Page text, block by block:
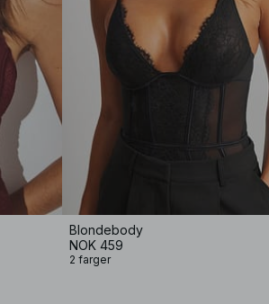
Blondebody
NOK 459
2 farger